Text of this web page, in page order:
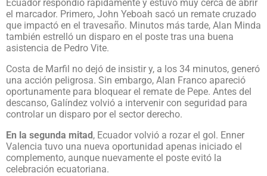
Ecuador respondió rápidamente y estuvo muy cerca de abrir
el marcador. Primero, John Yeboah sacó un remate cruzado
que impactó en el travesaño. Minutos más tarde, Alan Minda
también estrelló un disparo en el poste tras una buena
asistencia de Pedro Vite.
Costa de Marfil no dejó de insistir y, a los 34 minutos, generó
una acción peligrosa. Sin embargo, Alan Franco apareció
oportunamente para bloquear el remate de Pepe. Antes del
descanso, Galíndez volvió a intervenir con seguridad para
controlar un disparo por el sector derecho.
En la segunda mitad , Ecuador volvió a rozar el gol. Enner
Valencia tuvo una nueva oportunidad apenas iniciado el
complemento, aunque nuevamente el poste evitó la
celebración ecuatoriana.